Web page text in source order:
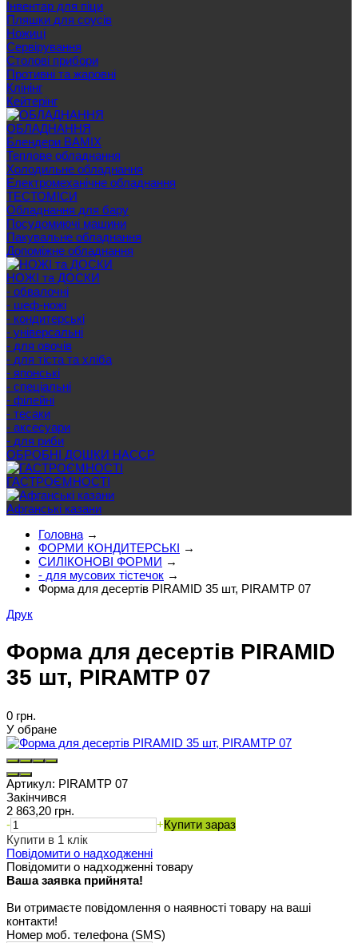
Інвентар для піци
Пляшки для соусів
Ножиці
Сервірування
Cтолові прибори
Противні та жаровні
Клінінг
Кейтерінг
ОБЛАДНАННЯ
Блендери BAMIX
Теплове обладнання
Холодильне обладнання
Електромеханічне обладнання
ТЕСТОМІСИ
Обладнання для бару
Посудомиючі машини
Пакувальне обладнання
Допоміжне обладнання
НОЖІ та ДОСКИ
- обвалочні
- шеф-ножі
- кондитерські
- універсальні
- для овочів
- для тіста та хліба
- японські
- спеціальні
- філейні
- тесаки
- аксесуари
- для риби
ОБРОБНІ ДОШКИ HACCP
ГАСТРОЄМНОСТІ
Афганські казани
Головна →
ФОРМИ КОНДИТЕРСЬКІ →
СИЛІКОНОВІ ФОРМИ →
- для мусових тістечок →
Форма для десертів PIRAMID 35 шт, PIRAMTP 07
Друк
Форма для десертів PIRAMID
35 шт, PIRAMTP 07
0 грн.
У обране
Артикул: PIRAMTP 07
Закінчився
2 863,20 грн.
-
+Купити зараз
Купити в 1 клік
Повідомити о надходженні
Повідомити о надходженні товару
Ваша заявка прийнята!
Ви отримаєте повідомлення о наявності товару на ваші
контакти!
Номер моб. телефона (SMS)